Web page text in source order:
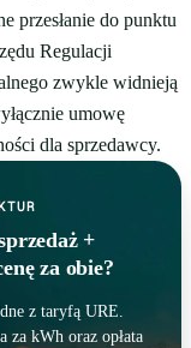
przesłanie do punktu
Regulacji
zwykle widnieją
umowę
dla sprzedawcy.
+
za obie?
z taryfą URE.
za kWh oraz opłata